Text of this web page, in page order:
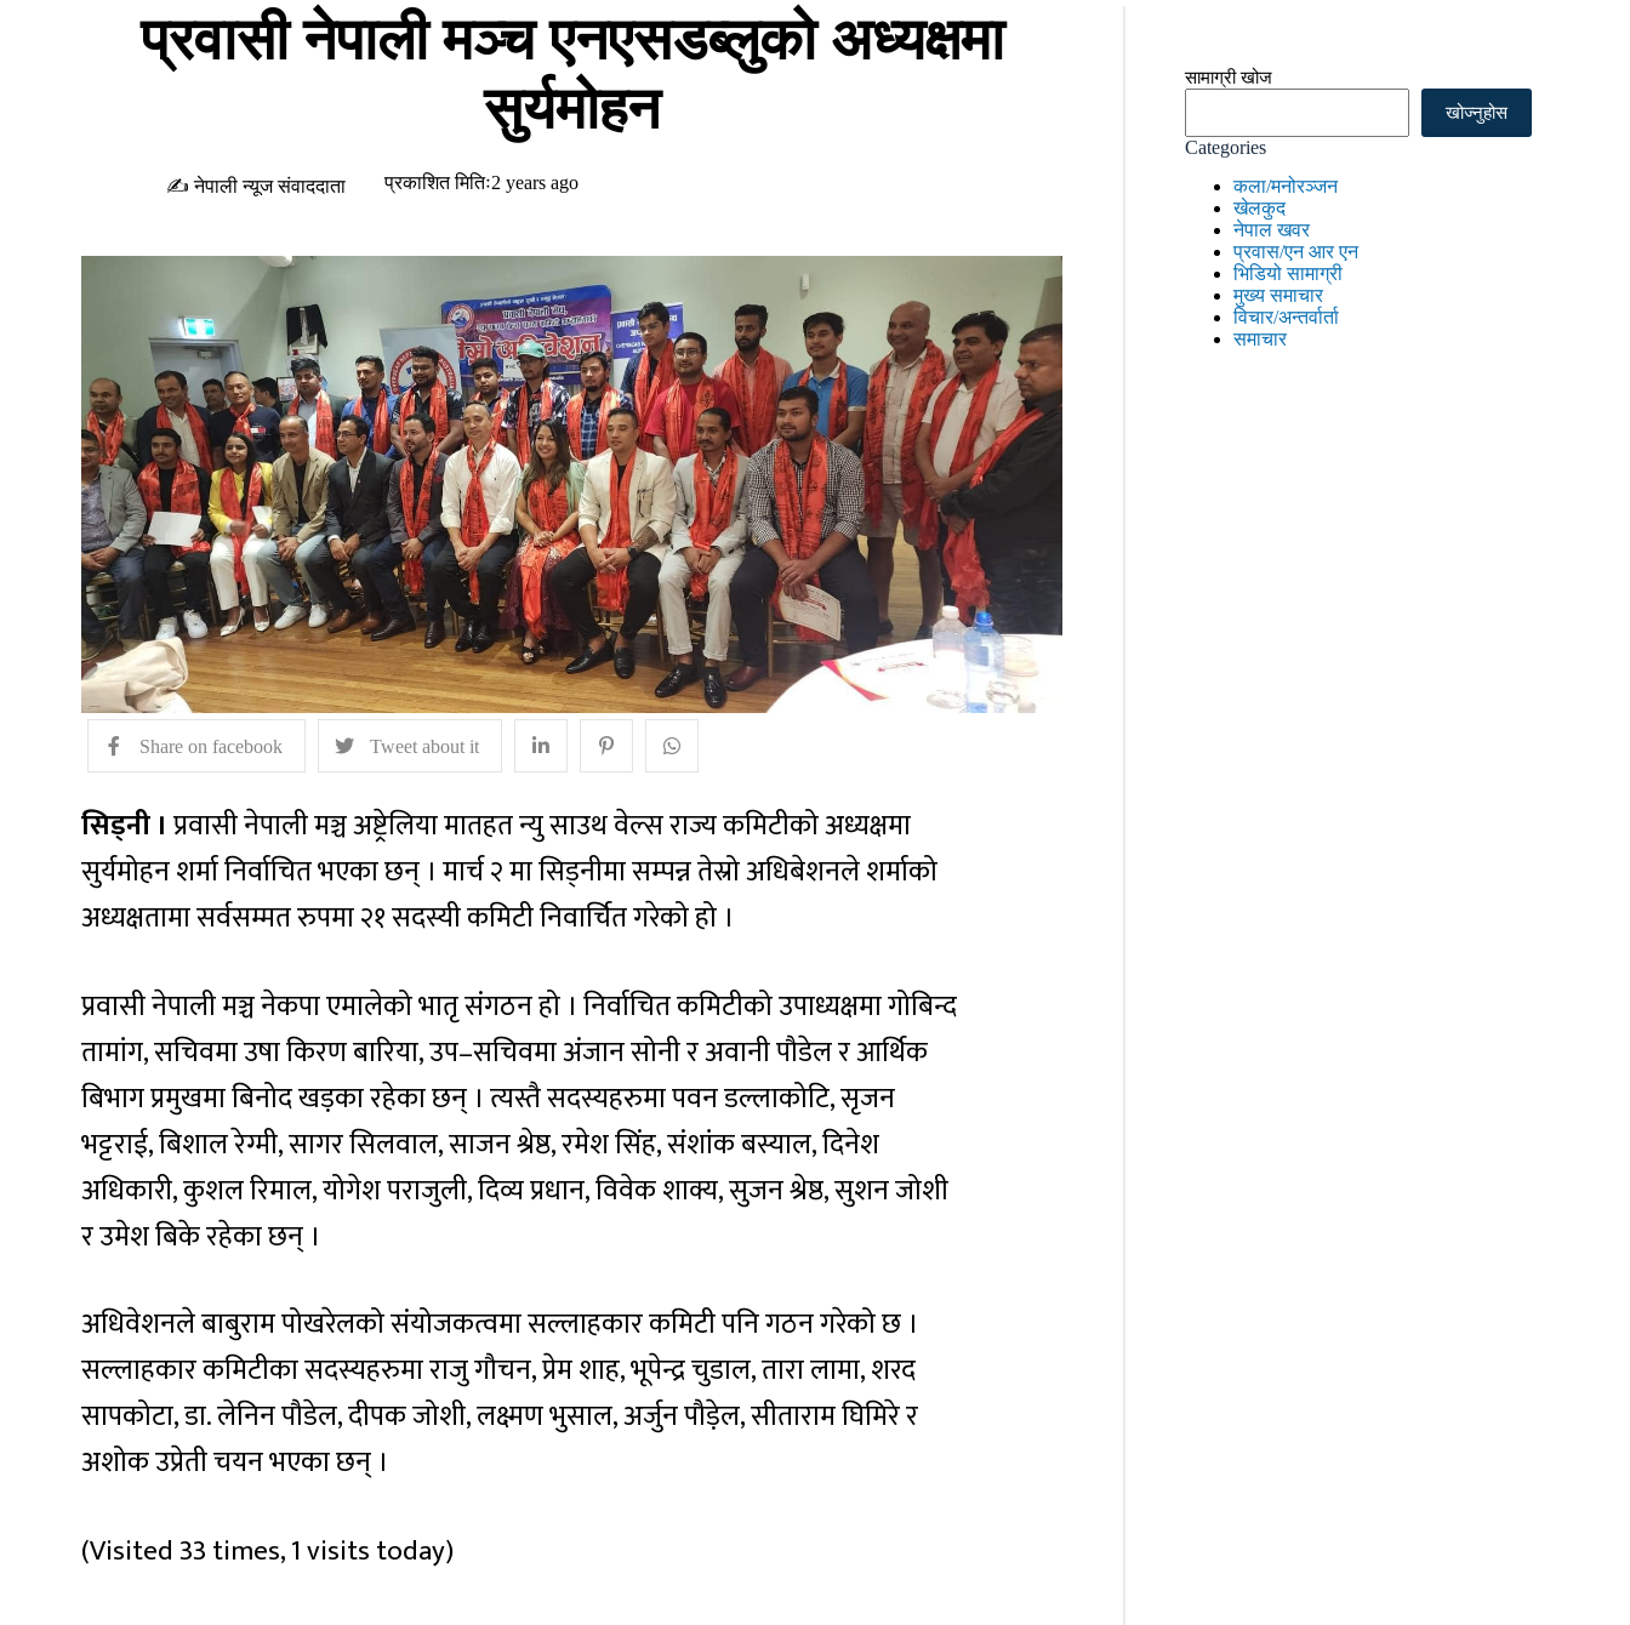
प्रवासी नेपाली मञ्च एनएसडब्लुको अध्यक्षमा
सुर्यमोहन
✍ नेपाली न्यूज संवाददाता प्रकाशित मितिः2 years ago
Share on facebook Tweet about it
सिड्नी । प्रवासी नेपाली मञ्च अष्ट्रेलिया मातहत न्यु साउथ वेल्स राज्य कमिटीको अध्यक्षमा
सुर्यमोहन शर्मा निर्वाचित भएका छन् । मार्च २ मा सिड्नीमा सम्पन्न तेस्रो अधिबेशनले शर्माको
अध्यक्षतामा सर्वसम्मत रुपमा २१ सदस्यी कमिटी निवार्चित गरेको हो ।
प्रवासी नेपाली मञ्च नेकपा एमालेको भातृ संगठन हो । निर्वाचित कमिटीको उपाध्यक्षमा गोबिन्द
तामांग, सचिवमा उषा किरण बारिया, उप–सचिवमा अंजान सोनी र अवानी पौडेल र आर्थिक
बिभाग प्रमुखमा बिनोद खड़का रहेका छन् । त्यस्तै सदस्यहरुमा पवन डल्लाकोटि, सृजन
भट्टराई, बिशाल रेग्मी, सागर सिलवाल, साजन श्रेष्ठ, रमेश सिंह, संशांक बस्याल, दिनेश
अधिकारी, कुशल रिमाल, योगेश पराजुली, दिव्य प्रधान, विवेक शाक्य, सुजन श्रेष्ठ, सुशन जोशी
र उमेश बिके रहेका छन् ।
अधिवेशनले बाबुराम पोखरेलको संयोजकत्वमा सल्लाहकार कमिटी पनि गठन गरेको छ ।
सल्लाहकार कमिटीका सदस्यहरुमा राजु गौचन, प्रेम शाह, भूपेन्द्र चुडाल, तारा लामा, शरद
सापकोटा, डा. लेनिन पौडेल, दीपक जोशी, लक्ष्मण भुसाल, अर्जुन पौड़ेल, सीताराम घिमिरे र
अशोक उप्रेती चयन भएका छन् ।
(Visited 33 times, 1 visits today)
सामाग्री खोज
खोज्नुहोस
Categories
कला/मनोरञ्जन
खेलकुद
नेपाल खवर
प्रवास/एन आर एन
भिडियो सामाग्री
मुख्य समाचार
विचार/अन्तर्वार्ता
समाचार